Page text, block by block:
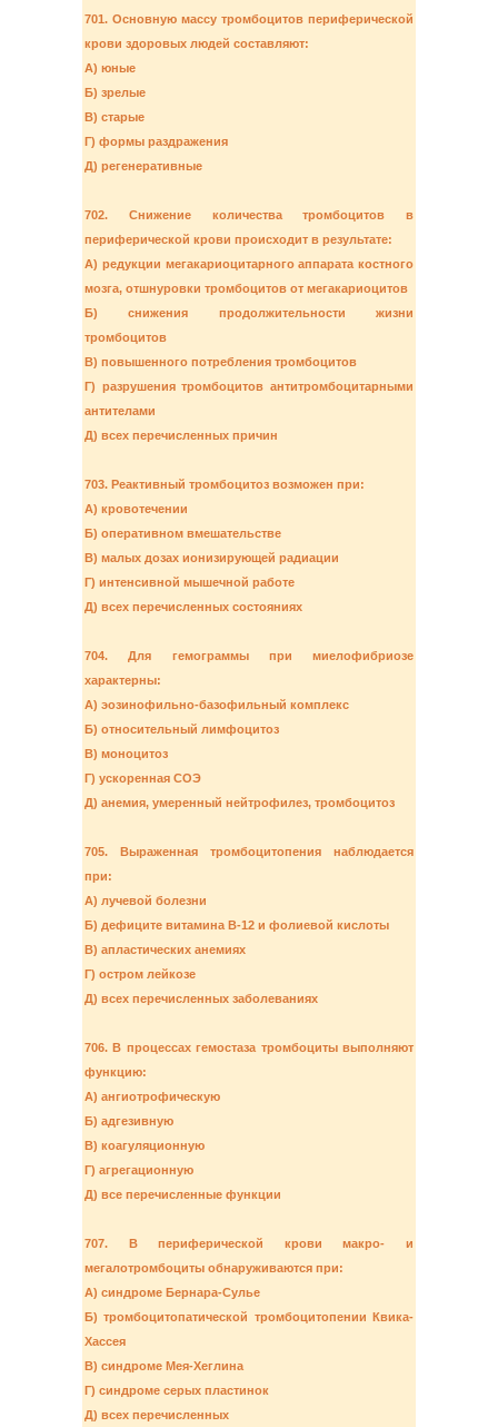
701. Основную массу тромбоцитов периферической
крови здоровых людей составляют:
А) юные
Б) зрелые
В) старые
Г) формы раздражения
Д) регенеративные
702. Снижение количества тромбоцитов в
периферической крови происходит в результате:
А) редукции мегакариоцитарного аппарата костного
мозга, отшнуровки тромбоцитов от мегакариоцитов
Б) снижения продолжительности жизни
тромбоцитов
В) повышенного потребления тромбоцитов
Г) разрушения тромбоцитов антитромбоцитарными
антителами
Д) всех перечисленных причин
703. Реактивный тромбоцитоз возможен при:
А) кровотечении
Б) оперативном вмешательстве
В) малых дозах ионизирующей радиации
Г) интенсивной мышечной работе
Д) всех перечисленных состояниях
704. Для гемограммы при миелофибриозе
характерны:
А) эозинофильно-базофильный комплекс
Б) относительный лимфоцитоз
В) моноцитоз
Г) ускоренная СОЭ
Д) анемия, умеренный нейтрофилез, тромбоцитоз
705. Выраженная тромбоцитопения наблюдается
при:
А) лучевой болезни
Б) дефиците витамина В-12 и фолиевой кислоты
В) апластических анемиях
Г) остром лейкозе
Д) всех перечисленных заболеваниях
706. В процессах гемостаза тромбоциты выполняют
функцию:
А) ангиотрофическую
Б) адгезивную
В) коагуляционную
Г) агрегационную
Д) все перечисленные функции
707. В периферической крови макро- и
мегалотромбоциты обнаруживаются при:
А) синдроме Бернара-Сулье
Б) тромбоцитопатической тромбоцитопении Квика-
Хассея
В) синдроме Мея-Хеглина
Г) синдроме серых пластинок
Д) всех перечисленных